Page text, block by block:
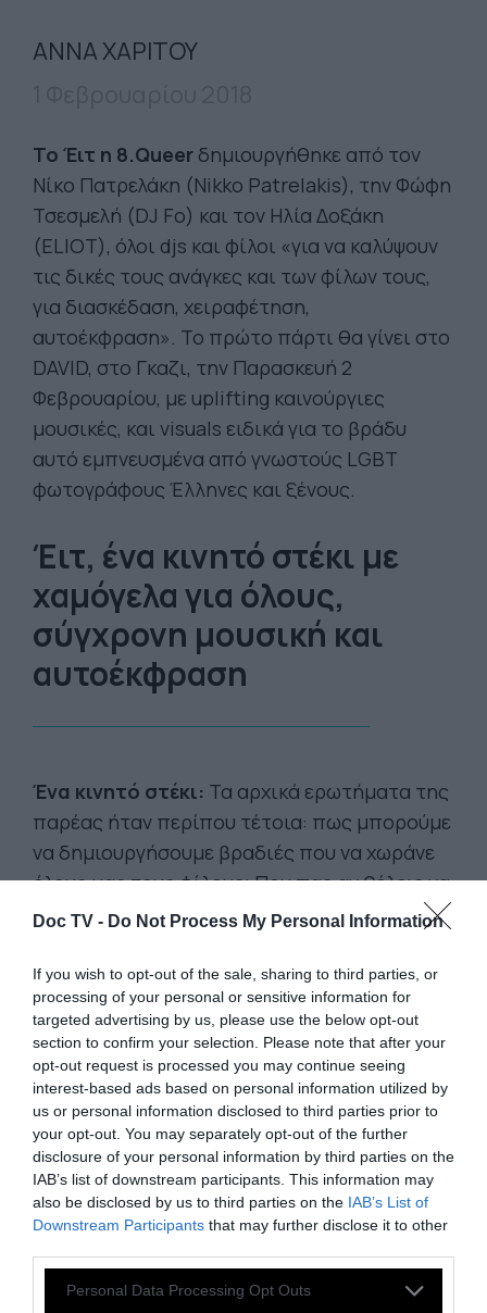
Doc TV - Do Not Process My Personal Information
If you wish to opt-out of the sale, sharing to third parties, or
processing of your personal or sensitive information for
targeted advertising by us, please use the below opt-out
section to confirm your selection. Please note that after your
opt-out request is processed you may continue seeing
interest-based ads based on personal information utilized by
us or personal information disclosed to third parties prior to
your opt-out. You may separately opt-out of the further
disclosure of your personal information by third parties on the
IAB’s list of downstream participants. This information may
also be disclosed by us to third parties on the IAB’s List of
Downstream Participants that may further disclose it to other
Personal Data Processing Opt Outs
ΑΝΝΑ ΧΑΡΙΤΟΥ
Το Έιτ η 8.Queer δημιουργήθηκε από τον
Νίκο Πατρελάκη (Nikko Patrelakis), την Φώφη
Τσεσμελή (DJ Fo) και τον Ηλία Δοξάκη
(ELIOT), όλοι djs και φίλοι «για να καλύψουν
τις δικές τους ανάγκες και των φίλων τους,
για διασκέδαση, χειραφέτηση,
αυτοέκφραση». Το πρώτο πάρτι θα γίνει στο
DAVID, στο Γκαζι, την Παρασκευή 2
Φεβρουαρίου, με uplifting καινούργιες
μουσικές, και visuals ειδικά για το βράδυ
αυτό εμπνευσμένα από γνωστούς LGBT
φωτογράφους Έλληνες και ξένους.
Έιτ, ένα κινητό στέκι με
χαμόγελα για όλους,
σύγχρονη μουσική και
αυτοέκφραση
Ένα κινητό στέκι: Τα αρχικά ερωτήματα της
παρέας ήταν περίπου τέτοια: πως μπορούμε
να δημιουργήσουμε βραδιές που να χωράνε
όλους μας τους φίλους; Που πας αν θέλεις να
ακούσεις καλή μουσική, να πιείς καλά ποτά,
συναναστραφείς χωρίς δεύτερες σκέψεις;
Ένα κινητό στέκι δηλαδή, με χαμόγελα για
όλους, σύγχρονη μουσική και
αυτοέκφρασηπου θα περιλαμβάνει μια
μεγάλη γκάμα από events (από πάρτι και
παρουσιάσεις μέχρι performances)
Με μουσική, τέχνη, χιούμορ, αγάπη:
«Δημιουργήσαμε το8για να αντι-Σταθούμε
στην εποχή, με τέχνη, μουσική, χιούμορ,
αγάπη. Με queer αίσθηση, αλλά με αποδοχή
και περιεκτικότητα, χωρίς αποκλεισμούς. Οι